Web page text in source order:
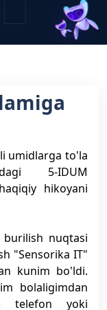
umidlarga to'la
5-IDUM
hikoyani
nuqtasi
"Sensorika IT"
kunim bo'ldi.
bolaligimdan
telefon yoki